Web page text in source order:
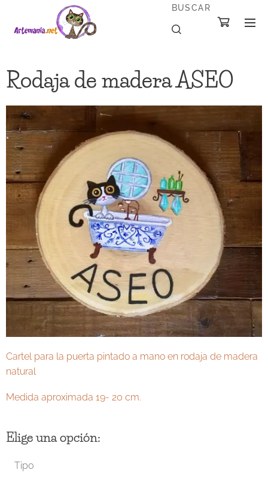
BUSCAR
Rodaja de madera ASEO
Cartel para la puerta pintado a mano en rodaja de madera
natural
Medida aproximada 19- 20 cm.
Elige una opción:
Tipo